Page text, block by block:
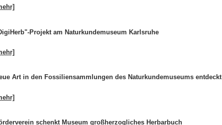
Projekt am Naturkundemuseum Karlsruhe
Art in den Fossiliensammlungen des Naturkundemuseums entdeckt
schenkt Museum großherzogliches Herbarbuch